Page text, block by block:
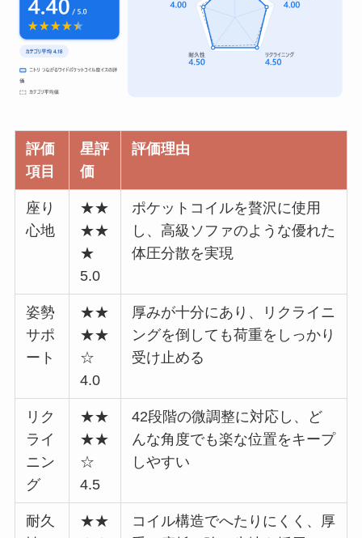
評価
項目
星評
価
評価理由
座り
心地
★★
★★
★
5.0
ポケットコイルを贅沢に使用
し、高級ソファのような優れた
体圧分散を実現
姿勢
サポ
ート
★★
★★
☆
4.0
厚みが十分にあり、リクライニ
ングを倒しても荷重をしっかり
受け止める
リク
ライ
ニン
グ
★★
★★
☆
4.5
42段階の微調整に対応し、ど
んな角度でも楽な位置をキープ
しやすい
耐久
★★
コイル構造でへたりにくく、厚